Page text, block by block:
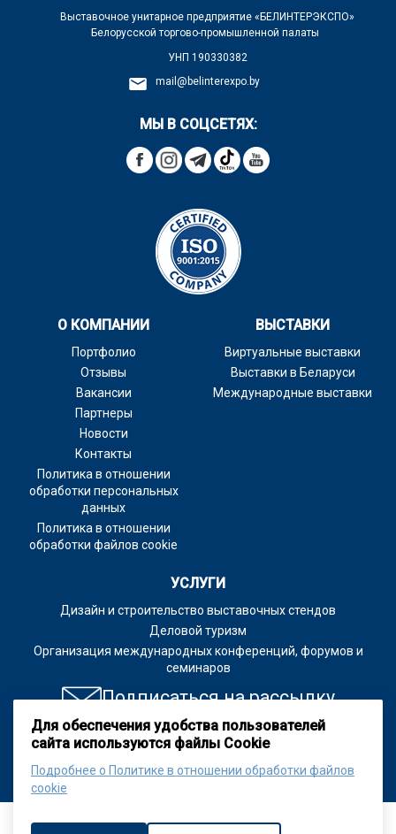
Выставочное унитарное предприятие «БЕЛИНТЕРЭКСПО»
Белорусской торгово-промышленной палаты
УНП 190330382
mail@belinterexpo.by
МЫ В СОЦСЕТЯХ:
О КОМПАНИИ
Портфолио
Отзывы
Вакансии
Партнеры
Новости
Контакты
Политика в отношении
обработки персональных
данных
Политика в отношении
обработки файлов cookie
ВЫСТАВКИ
Виртуальные выставки
Выставки в Беларуси
Международные выставки
УСЛУГИ
Дизайн и строительство выставочных стендов
Деловой туризм
Организация международных конференций, форумов и
семинаров
Подписаться на рассылку
Для обеспечения удобства пользователей
сайта используются файлы Cookie
Подробнее о Политике в отношении обработки файлов
cookie